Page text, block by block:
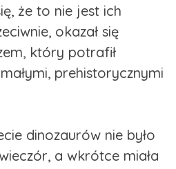
że to nie jest ich
okazał się
który potrafił
prehistorycznymi
dinozaurów nie było
a wkrótce miała